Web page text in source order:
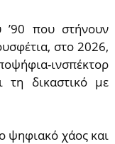
που στήνουν
στο 2026,
ινσπέκτορ
τη δικαστικό με
ψηφιακό χάος και